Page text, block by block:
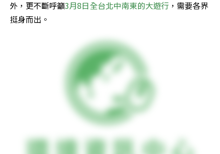
外，更不斷呼籲3月8日全台北中南東的大遊行 ，需要各界
挺身而出。